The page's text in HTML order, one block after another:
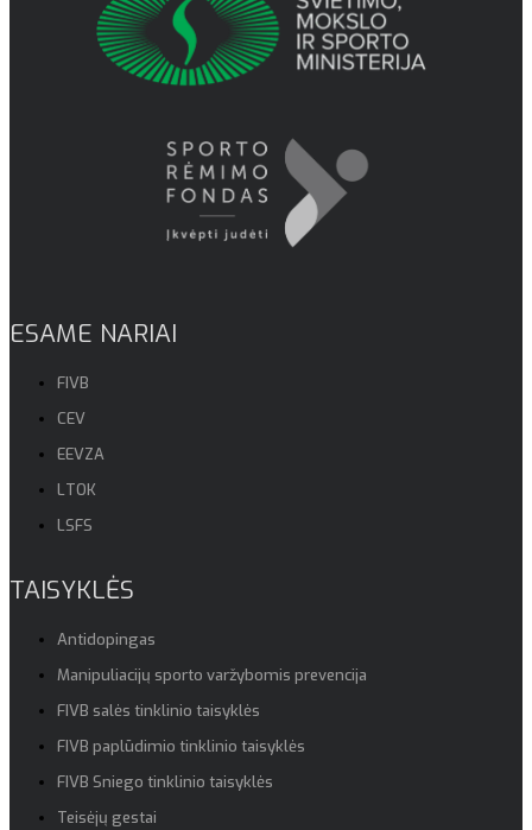
ESAME NARIAI
FIVB
CEV
EEVZA
LTOK
LSFS
TAISYKLĖS
Antidopingas
Manipuliacijų sporto varžybomis prevencija
FIVB salės tinklinio taisyklės
FIVB paplūdimio tinklinio taisyklės
FIVB Sniego tinklinio taisyklės
Teisėjų gestai